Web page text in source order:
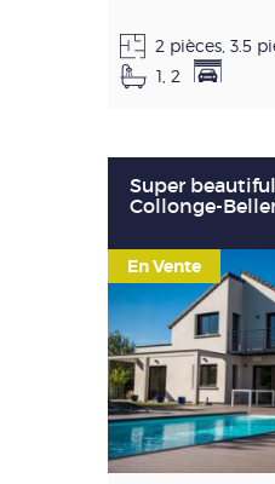
2 pièces, 3.5
1, 2
Super
Collonge-
En Vente